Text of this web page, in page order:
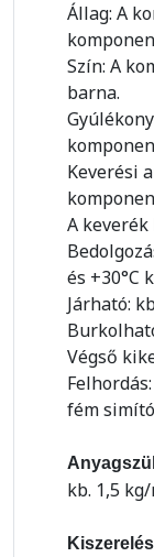
Állag: A
Szín: A
barna.
Keverési
A keverék
és +30°C
Járható:
Végső
fém
kb. 1,5
Kiszerelés